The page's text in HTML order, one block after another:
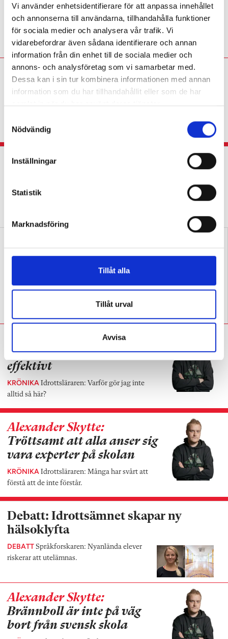
Vi använder enhetsidentifierare för att anpassa innehållet
och annonserna till användarna, tillhandahålla funktioner
för sociala medier och analysera vår trafik. Vi
vidarebefordrar även sådana identifierare och annan
information från din enhet till de sociala medier och
annons- och analysföretag som vi samarbetar med.
Dessa kan i sin tur kombinera informationen med annan
information som du har tillhandahållit eller som de har
samlat in när du har använt deras tjänster.
m
v
Nödvändig
Inställningar
Statistik
Marknadsföring
Tillåt alla
Tillåt urval
Avvisa
än killar i bild
BETYGForskaren: ”En del pojkar kan ha svårt
med tålamodet.”
Eva Söderberg:I slöjd går
det inte att vakna till i
varje lektion räknas.”
Dagliga löpturer skapar lugn och färre
LEKTIONSTIPSET
Fördjupning lyfter elever i
Alexander Skytte:Lärarens
skådespel är extremt
effektivt
KRÖNIKA Idrottsläraren: Varför gör jag inte
alltid så här?
Alexander Skytte:
Tröttsamt att alla anser sig
vara experter på skolan
KRÖNIKA Idrottsläraren: Många har svårt att
förstå att de inte förstår.
Debatt: Idrottsämnet skapar ny
hälsoklyfta
DEBATT Språkforskaren: Nyanlända elever
riskerar att utelämnas.
Alexander Skytte:
Brännboll är inte på väg
bort från svensk skola